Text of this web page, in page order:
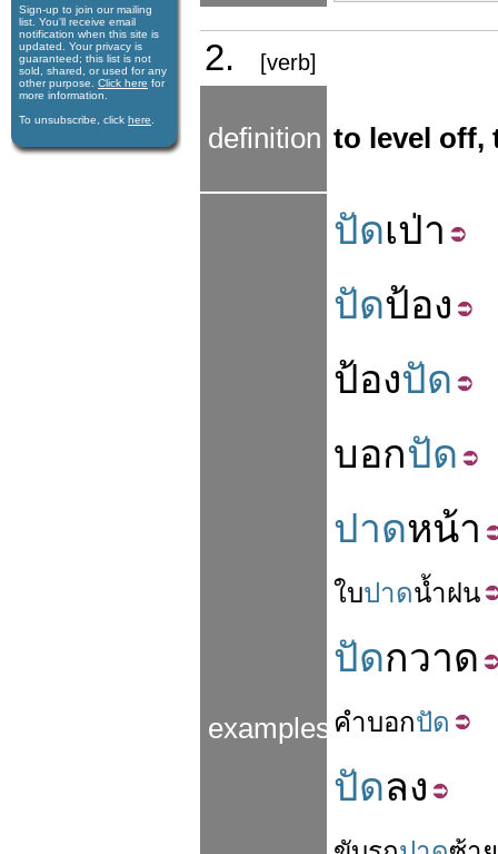
Sign-up to join our mail­ing
list. You'll receive e­mail
notification when this site is
updated. Your privacy is
guaran­teed; this list is not
sold, shared, or used for any
other purpose. Click here for
more infor­mation.
To unsubscribe, click here
2. [verb]
definition to level off,
examples
ปัดเป่า
ปัดป้อง
ป้องปัด
บอกปัด
ปาดหน้า
ใบปาดน้ำฝน
ปัดกวาด
คำบอกปัด
ปัดลง